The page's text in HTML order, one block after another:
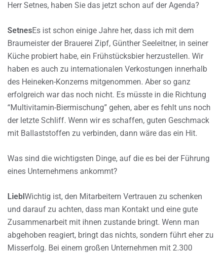
Herr Setnes, haben Sie das jetzt schon auf der Agenda?
SetnesEs ist schon einige Jahre her, dass ich mit dem
Braumeister der Brauerei Zipf, Günther Seeleitner, in seiner
Küche probiert habe, ein Frühstücksbier herzustellen. Wir
haben es auch zu internationalen Verkostungen innerhalb
des Heineken-Konzerns mitgenommen. Aber so ganz
erfolgreich war das noch nicht. Es müsste in die Richtung
“Multivitamin-Biermischung” gehen, aber es fehlt uns noch
der letzte Schliff. Wenn wir es schaffen, guten Geschmack
mit Ballaststoffen zu verbinden, dann wäre das ein Hit.
Was sind die wichtigsten Dinge, auf die es bei der Führung
eines Unternehmens ankommt?
LieblWichtig ist, den Mitarbeitern Vertrauen zu schenken
und darauf zu achten, dass man Kontakt und eine gute
Zusammenarbeit mit ihnen zustande bringt. Wenn man
abgehoben reagiert, bringt das nichts, sondern führt eher zu
Misserfolg. Bei einem großen Unternehmen mit 2.300